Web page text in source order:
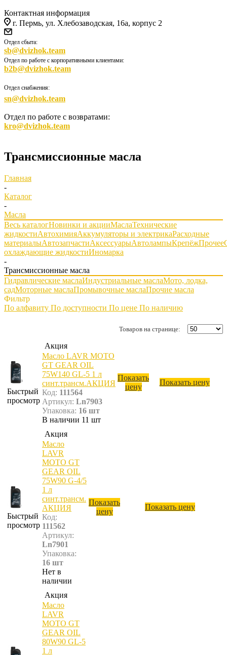
Контактная информация
г. Пермь, ул. Хлебозаводская, 16а, корпус 2
Отдел сбыта:
sb@dvizhok.team
Отдел по работе с корпоративными клиентами:
b2b@dvizhok.team
Отдел снабжения:
sn@dvizhok.team
Отдел по работе с возвратами:
kro@dvizhok.team
Трансмиссионные масла
Главная
-
Каталог
-
Масла
Весь каталогНовинки и акцииМаслаТехнические
жидкостиАвтохимияАккумуляторы и электрикаРасходные
материалыАвтозапчастиАксессуарыАвтолампыКрепёжПрочее
охлаждающие жидкостиИномарка
-
Трансмиссионные масла
Гидравлические маслаИндустриальные маслаМото, лодка,
садМоторные маслаПромывочные маслаПрочие масла
Фильтр
По алфавиту По доступности По цене По наличию
Товаров на странице:
Быстрый
просмотр
Акция
Масло LAVR MOTO
GT GEAR OIL
75W140 GL-5 1 л
синт.трансм.АКЦИЯ
Код: 111564
Артикул: Ln7903
Упаковка: 16 шт
В наличии 11 шт
Показать
цену
Показать цену
Быстрый
просмотр
Акция
Масло
LAVR
MOTO GT
GEAR OIL
75W90 G-4/5
1 л
синт.трансм.
АКЦИЯ
Код:
111562
Артикул:
Ln7901
Упаковка:
16 шт
Нет в
наличии
Показать
цену
Показать цену
Акция
Масло
LAVR
MOTO GT
GEAR OIL
80W90 GL-5
1 л